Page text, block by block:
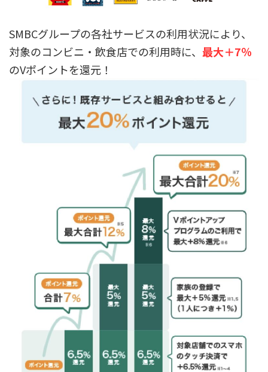
SMBCグループの各社サービスの利用状況により、
対象のコンビニ・飲食店での利用時に、 最大＋7％
のVポイントを還元！